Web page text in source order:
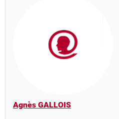
Agnès GALLOIS